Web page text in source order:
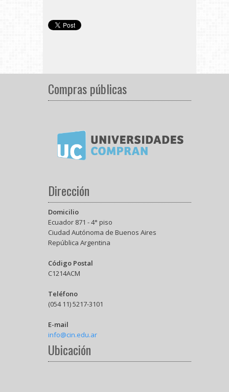
Compras públicas
Dirección
Domicilio
Ecuador 871 - 4° piso
Ciudad Autónoma de Buenos Aires
República Argentina
Código Postal
C1214ACM
Teléfono
(054 11) 5217-3101
E-mail
info@cin.edu.ar
Ubicación